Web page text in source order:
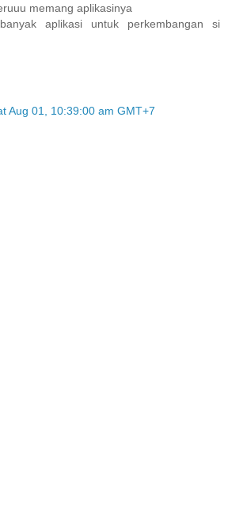
memang aplikasinya
aplikasi untuk perkembangan si
Aug 01, 10:39:00 am GMT+7